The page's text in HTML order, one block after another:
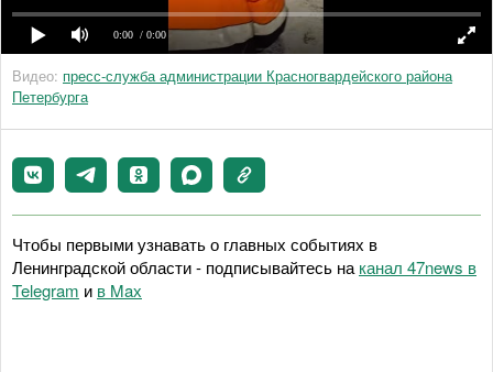
0:00 / 0:00
Видео: пресс-служба администрации Красногвардейского района
Петербурга
Чтобы первыми узнавать о главных событиях в
Ленинградской области - подписывайтесь на канал 47news в
Telegram и в Maх